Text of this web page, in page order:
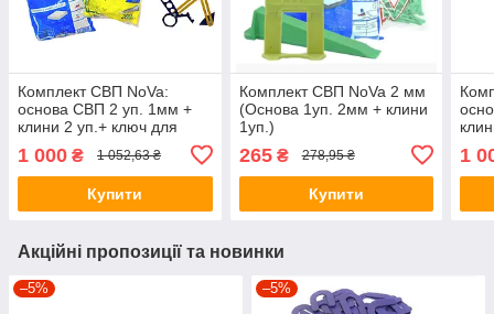
Комплект СВП NoVa:
основа СВП 2 уп. 1мм +
клини 2 уп.+ ключ для
затиску (метал) + шаблон
NoVa
1 000 ₴ 1 052,63 ₴
Купити
Комплект СВП NoVa 2 мм
(Основа 1уп. 2мм + клини
1уп.)
265₴ 278,95 ₴
Купити
1
Акційні пропозиції та новинки
–5% –5%